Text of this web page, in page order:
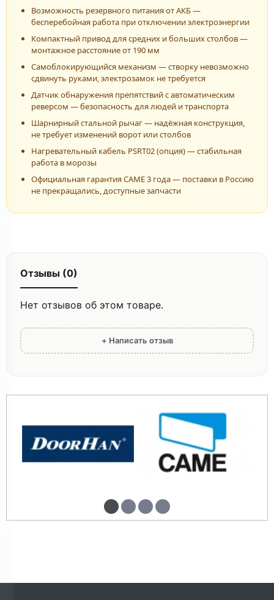
Возможность резервного питания от АКБ —
бесперебойная работа при отключении электроэнергии
Компактный привод для средних и больших столбов —
монтажное расстояние от 190 мм
Самоблокирующийся механизм — створку невозможно
сдвинуть руками, электрозамок не требуется
Датчик обнаружения препятствий с автоматическим
реверсом — безопасность для людей и транспорта
Шарнирный стальной рычаг — надёжная конструкция,
не требует изменений ворот или столбов
Нагревательный кабель PSRT02 (опция) — стабильная
работа в морозы
Официальная гарантия CAME 3 года — поставки в Россию
не прекращались, доступные запчасти
Отзывы (0)
Нет отзывов об этом товаре.
+ Написать отзыв